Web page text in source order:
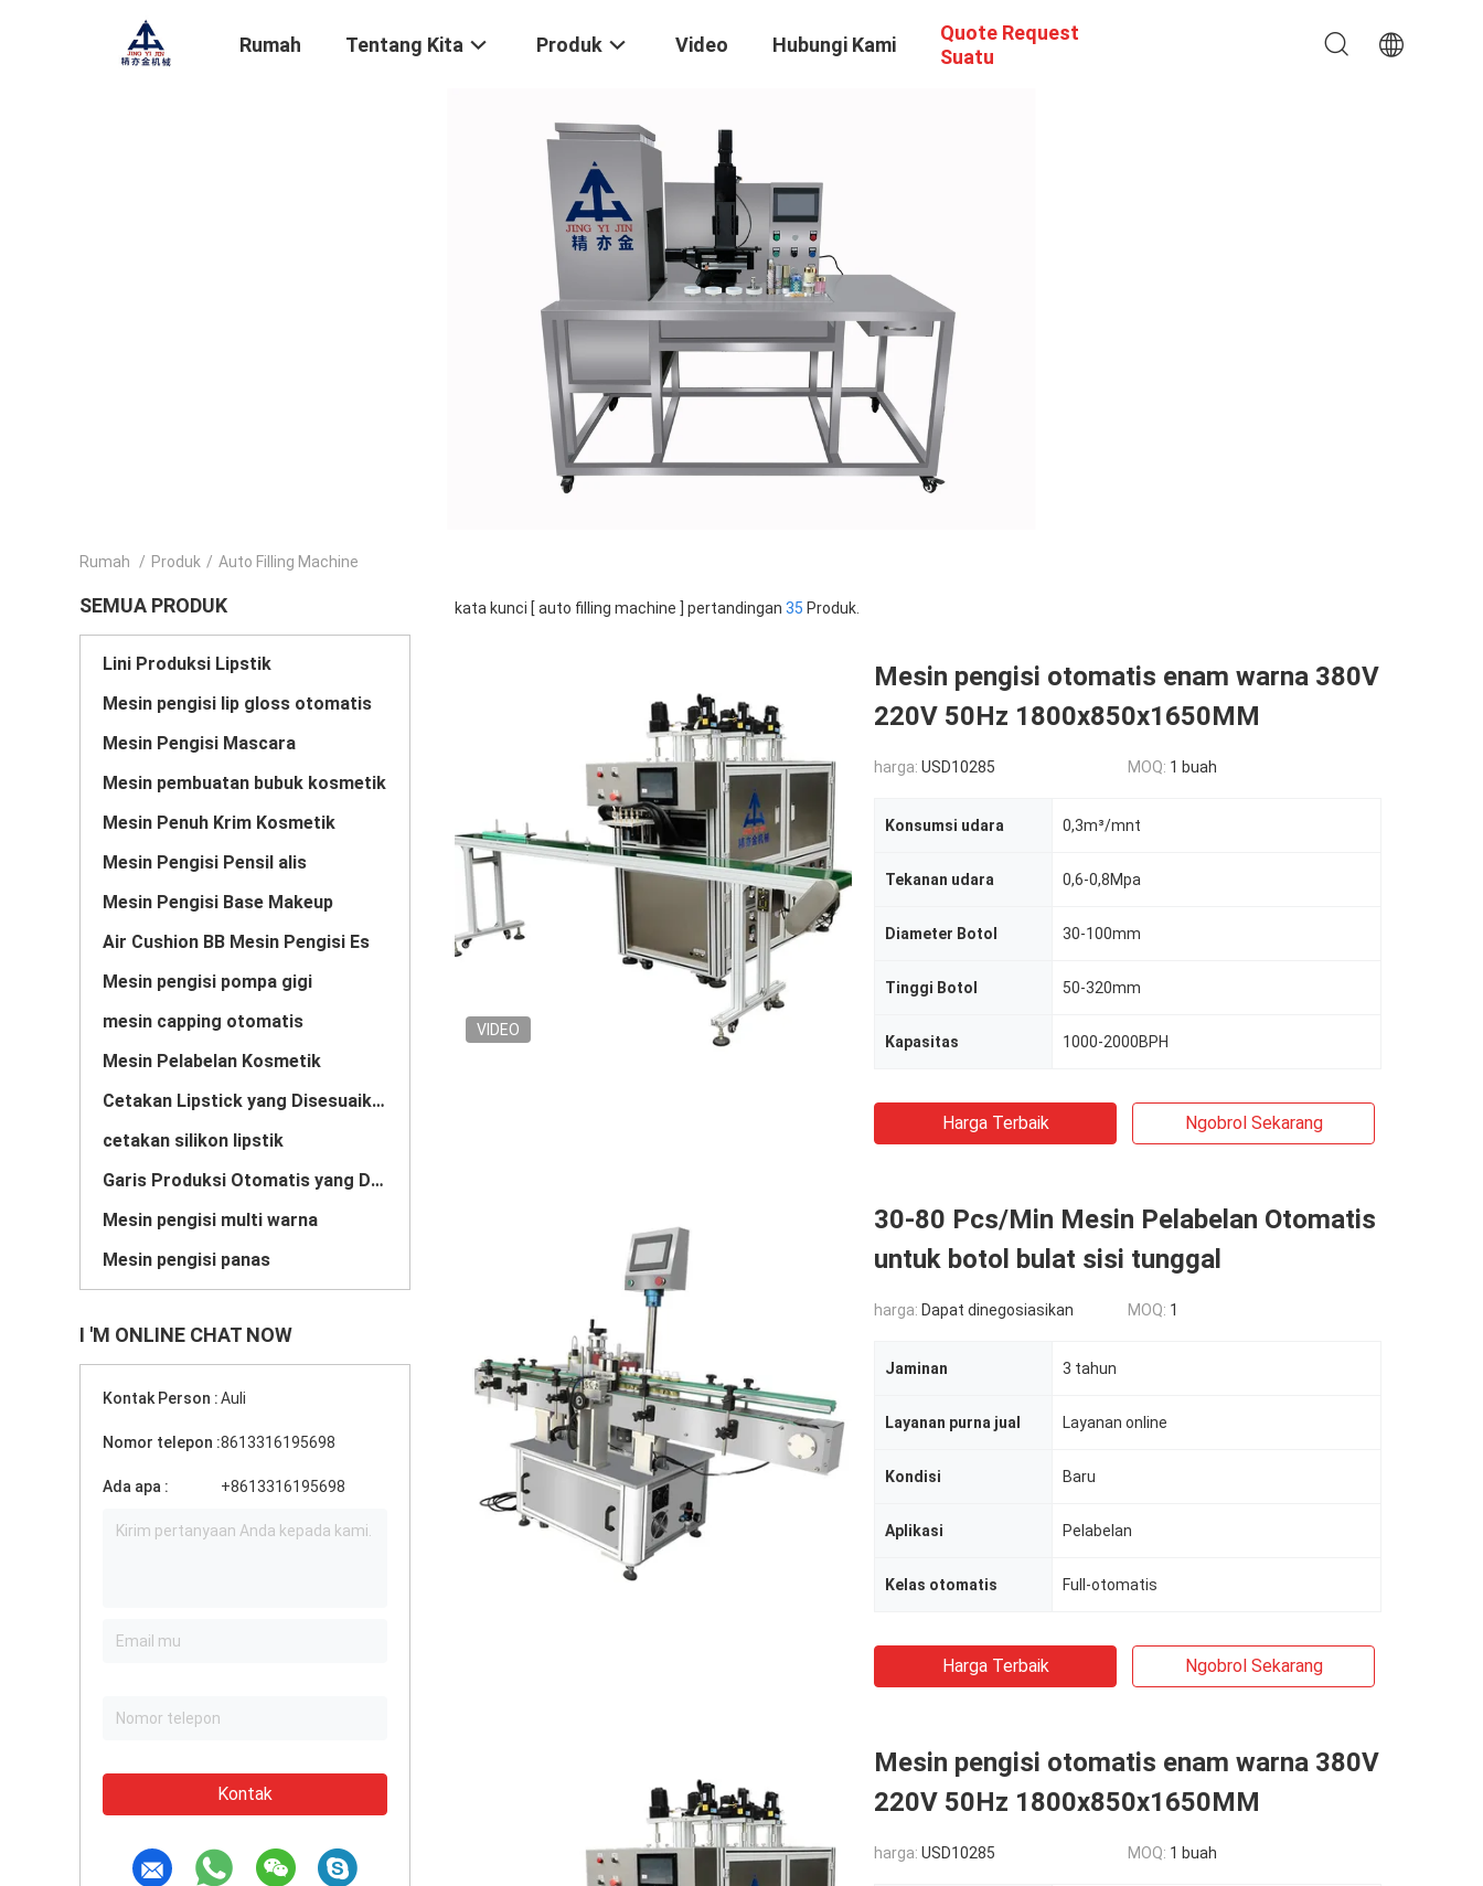
Rumah Tentang Kita Produk Video Hubungi Kami
Quote Request
Suatu
Rumah / Produk / Auto Filling Machine
SEMUA PRODUK
Lini Produksi Lipstik
Mesin pengisi lip gloss otomatis
Mesin Pengisi Mascara
Mesin pembuatan bubuk kosmetik
Mesin Penuh Krim Kosmetik
Mesin Pengisi Pensil alis
Mesin Pengisi Base Makeup
Air Cushion BB Mesin Pengisi Es
Mesin pengisi pompa gigi
mesin capping otomatis
Mesin Pelabelan Kosmetik
Cetakan Lipstick yang Disesuaikan
cetakan silikon lipstik
Garis Produksi Otomatis yang Disesuaikan
Mesin pengisi multi warna
Mesin pengisi panas
I 'M ONLINE CHAT NOW
Kontak Person :Auli
Nomor telepon :8613316195698
Ada apa : +8613316195698
Kontak
kata kunci [ auto filling machine ] pertandingan 35 Produk.
VIDEO
Mesin pengisi otomatis enam warna 380V
220V 50Hz 1800x850x1650MM
harga: USD10285 MOQ: 1 buah
Konsumsi udara 0,3m³/mnt
Tekanan udara 0,6-0,8Mpa
Diameter Botol 30-100mm
Tinggi Botol 50-320mm
Kapasitas 1000-2000BPH
Harga Terbaik Ngobrol Sekarang
30-80 Pcs/Min Mesin Pelabelan Otomatis
untuk botol bulat sisi tunggal
harga: Dapat dinegosiasikan MOQ: 1
Jaminan 3 tahun
Layanan purna jual Layanan online
Kondisi Baru
Aplikasi Pelabelan
Kelas otomatis Full-otomatis
Harga Terbaik Ngobrol Sekarang
Mesin pengisi otomatis enam warna 380V
220V 50Hz 1800x850x1650MM
harga: USD10285 MOQ: 1 buah